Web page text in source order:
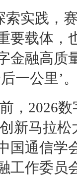
索实践，
要载体，
金融高质
一公里’
，2026
新马拉
国通信学
工作委员